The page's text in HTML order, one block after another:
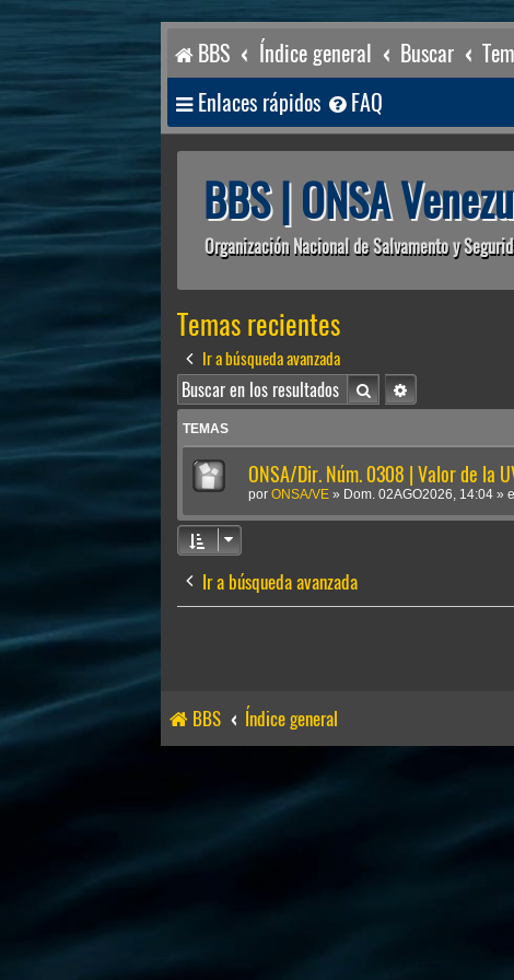
BBS Índice general Buscar
Enlaces rápidos FAQ
BBS | ONSA
Organización Nacional de Salvamento y
Temas recientes
Ir a búsqueda avanzada
BuscarBúsqueda
TEMAS
ONSA/Dir. Núm. 0308 | Valor de la
por ONSA/VE » Dom. 02AGO2026, 14:04 »
Ir a búsqueda avanzada
BBS Índice general